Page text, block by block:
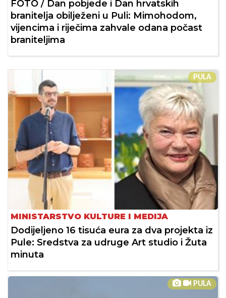
FOTO / Dan pobjede i Dan hrvatskih
branitelja obilježeni u Puli: Mimohodom,
vijencima i riječima zahvale odana počast
braniteljima
PULA
MINISTARSTVO KULTURE I MEDIJA
Dodijeljeno 16 tisuća eura za dva projekta iz
Pule: Sredstva za udruge Art studio i Žuta
minuta
PULA